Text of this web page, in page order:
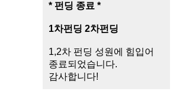
* 펀딩 종료 *
1차펀딩 2차펀딩
1,2차 펀딩 성원에 힘입어
종료되었습니다.
감사합니다!